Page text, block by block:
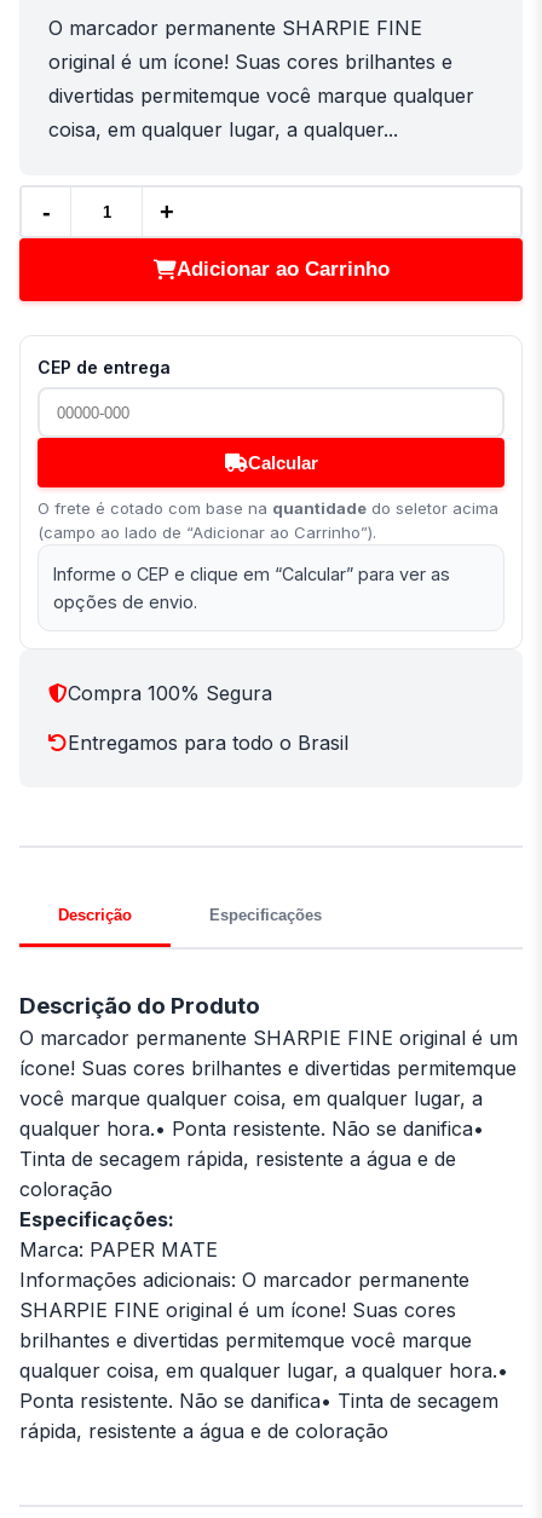
O marcador permanente SHARPIE FINE
original é um ícone! Suas cores brilhantes e
divertidas permitemque você marque qualquer
coisa, em qualquer lugar, a qualquer...
- +
Adicionar ao Carrinho
CEP de entrega
Calcular
O frete é cotado com base na quantidade do seletor acima
(campo ao lado de “Adicionar ao Carrinho”).
Informe o CEP e clique em “Calcular” para ver as
opções de envio.
Compra 100% Segura
Entregamos para todo o Brasil
Descrição Especificações
Descrição do Produto
O marcador permanente SHARPIE FINE original é um
ícone! Suas cores brilhantes e divertidas permitemque
você marque qualquer coisa, em qualquer lugar, a
qualquer hora.• Ponta resistente. Não se danifica•
Tinta de secagem rápida, resistente a água e de
coloração
Especificações:
Marca: PAPER MATE
Informações adicionais: O marcador permanente
SHARPIE FINE original é um ícone! Suas cores
brilhantes e divertidas permitemque você marque
qualquer coisa, em qualquer lugar, a qualquer hora.•
Ponta resistente. Não se danifica• Tinta de secagem
rápida, resistente a água e de coloração